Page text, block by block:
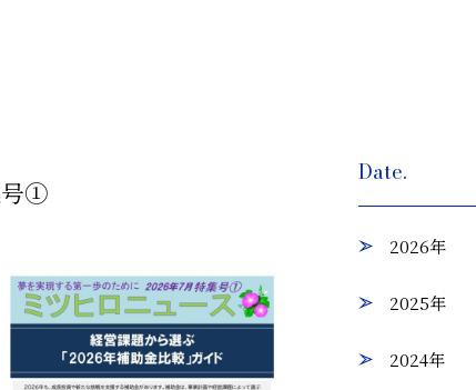
号①
Date.
2026年
2025年
2024年